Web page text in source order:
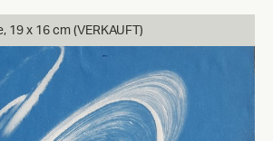
19 x 16 cm (VERKAUFT)